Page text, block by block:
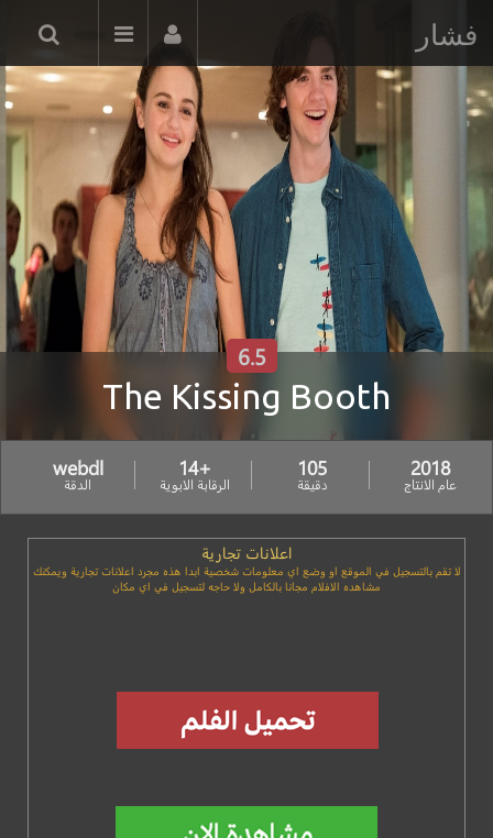
فشار
The Kissing Booth
6.5
2018
عام الانتاج
105
دقيقة
+14
الرقابة الابوية
webdl
الدقة
اعلانات تجارية
لا تقم بالتسجيل في الموقع او وضع اي معلومات شخصية ابدا هذه مجرد اعلانات تجارية ويمكنك
مشاهده الافلام مجانا بالكامل ولا حاجه لتسجيل في اي مكان